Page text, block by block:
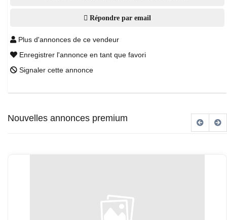
Répondre par email
Plus d'annonces de ce vendeur
Enregistrer l'annonce en tant que favori
Signaler cette annonce
Nouvelles annonces premium